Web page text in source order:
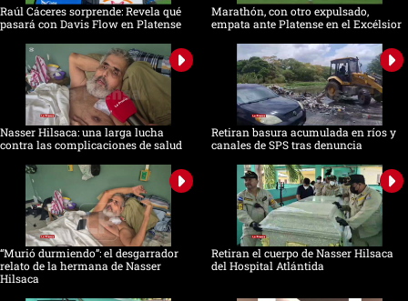
Raúl Cáceres sorprende: Revela qué
pasará con Davis Flow en Platense
Marathón, con otro expulsado,
empata ante Platense en el Excélsior
Nasser Hilsaca: una larga lucha
contra las complicaciones de salud
Retiran basura acumulada en ríos y
canales de SPS tras denuncia
“Murió durmiendo”: el desgarrador
relato de la hermana de Nasser
Hilsaca
Retiran el cuerpo de Nasser Hilsaca
del Hospital Atlántida